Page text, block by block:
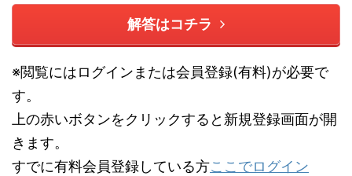
解答はコチラ
※閲覧にはログインまたは会員登録(有料)が必要で
す。
上の赤いボタンをクリックすると新規登録画面が開
きます。
すでに有料会員登録している方ここでログイン